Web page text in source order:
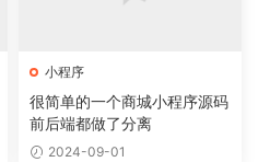
小程序
很简单的一个商城小程序源码
前后端都做了分离
2024-09-01